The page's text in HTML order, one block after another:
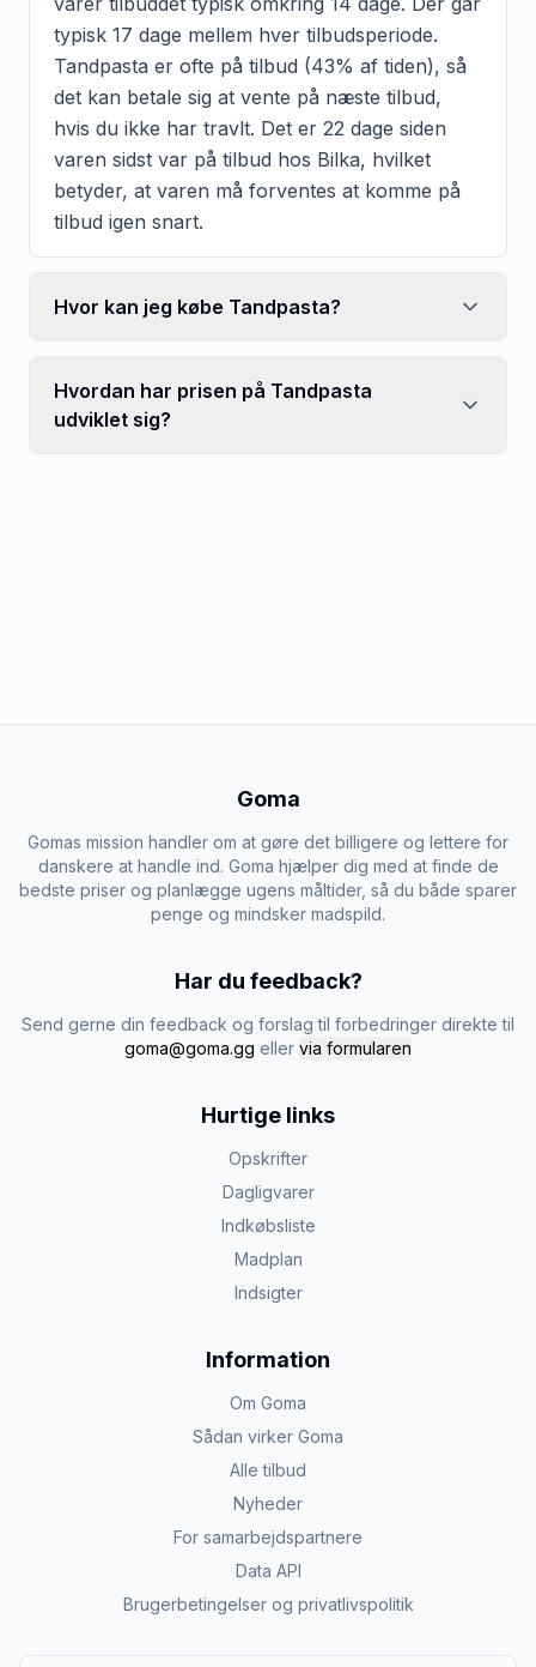
typisk 17 dage mellem hver tilbudsperiode.
Tandpasta er ofte på tilbud (43% af tiden), så
det kan betale sig at vente på næste tilbud,
hvis du ikke har travlt. Det er 22 dage siden
varen sidst var på tilbud hos Bilka, hvilket
betyder, at varen må forventes at komme på
tilbud igen snart.
Hvor kan jeg købe Tandpasta?
Hvordan har prisen på Tandpasta
udviklet sig?
Goma
Gomas mission handler om at gøre det billigere og lettere for
danskere at handle ind. Goma hjælper dig med at finde de
bedste priser og planlægge ugens måltider, så du både sparer
penge og mindsker madspild.
Har du feedback?
Send gerne din feedback og forslag til forbedringer direkte til
goma@goma.gg eller via formularen
Hurtige links
Opskrifter
Dagligvarer
Indkøbsliste
Madplan
Indsigter
Information
Om Goma
Sådan virker Goma
Alle tilbud
Nyheder
For samarbejdspartnere
Data API
Brugerbetingelser og privatlivspolitik